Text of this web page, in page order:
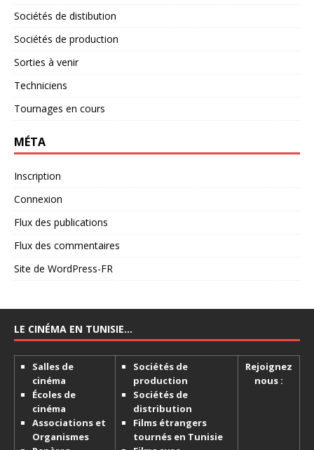
Sociétés de distibution
Sociétés de production
Sorties à venir
Techniciens
Tournages en cours
MÉTA
Inscription
Connexion
Flux des publications
Flux des commentaires
Site de WordPress-FR
LE CINÉMA EN TUNISIE…
Salles de
cinéma
Écoles de
cinéma
Associations et
Organismes
Sociétés de
production
Sociétés de
distribution
Films étrangers
tournés en Tunisie
Rejoignez
nous :